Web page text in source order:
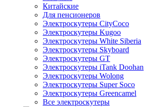
Китайские
Для пенсионеров
Электроскутеры CityCoco
Электроскутеры Kugoo
Электроскутеры White Siberia
Электроскутеры Skyboard
Электроскутеры GT
Электроскутеры iTank Doohan
Электроскутеры Wolong
Электроскутеры Super Soco
Электроскутеры Greencamel
Все электроскутеры